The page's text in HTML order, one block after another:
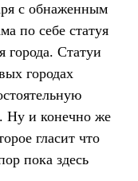
с обнаженным
по себе статуя
города. Статуи
городах
Ну и конечно же
гласит что
пока здесь